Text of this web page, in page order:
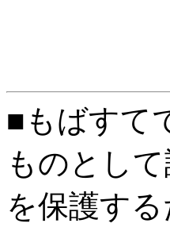
■もばすて
ものとし
を保護す